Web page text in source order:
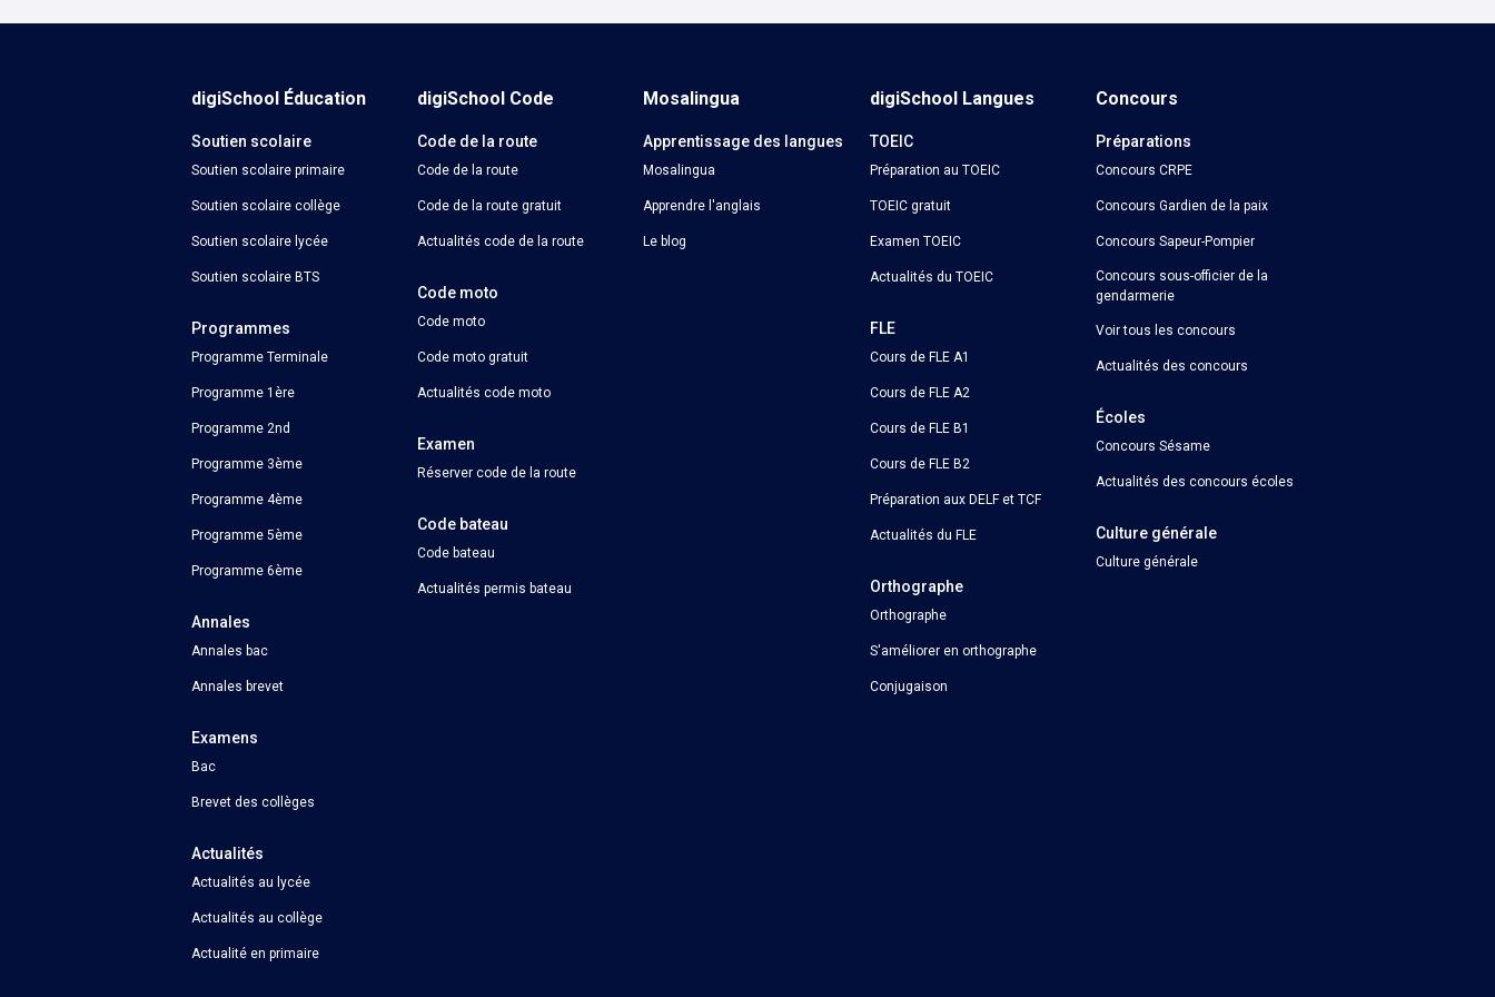
Histoire-géographie
Mathématiques
Calculer un perimètre
Calendrier Parcoursup
digiSchool Éducation
Soutien scolaire
Soutien scolaire primaire
Soutien scolaire collège
Soutien scolaire lycée
Soutien scolaire BTS
Programmes
Programme Terminale
Programme 1ère
Programme 2nd
Programme 3ème
Programme 4ème
Programme 5ème
Programme 6ème
Annales
Annales bac
Annales brevet
Examens
Bac
Brevet des collèges
Actualités
Actualités au lycée
Actualités au collège
Actualité en primaire
digiSchool Code
Code de la route
Code de la route
Code de la route gratuit
Actualités code de la route
Code moto
Code moto
Code moto gratuit
Actualités code moto
Examen
Réserver code de la route
Code bateau
Code bateau
Actualités permis bateau
Mosalingua
Apprentissage des langues
Mosalingua
Apprendre l'anglais
Le blog
digiSchool Langues
TOEIC
Préparation au TOEIC
TOEIC gratuit
Examen TOEIC
Actualités du TOEIC
FLE
Cours de FLE A1
Cours de FLE A2
Cours de FLE B1
Cours de FLE B2
Préparation aux DELF et TCF
Actualités du FLE
Orthographe
Orthographe
S'améliorer en orthographe
Conjugaison
Concours
Préparations
Concours CRPE
Concours Gardien de la paix
Concours Sapeur-Pompier
Concours sous-officier de la
gendarmerie
Voir tous les concours
Actualités des concours
Écoles
Concours Sésame
Actualités des concours écoles
Culture générale
Culture générale